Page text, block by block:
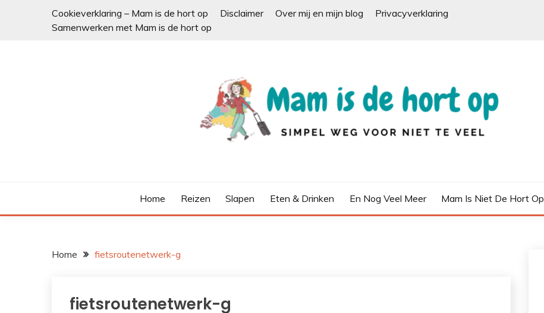
Cookieverklaring – Mam is de hort op Disclaimer Over mij en mijn blog
Privacyverklaring
Samenwerken met Mam is de hort op
Home Reizen Slapen Eten & Drinken En Nog Veel Meer Mam Is Niet De Hort Op
Home fietsroutenetwerk-g
fietsroutenetwerk-g